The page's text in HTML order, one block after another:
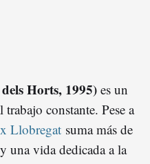
Horts, 1995) es un
constante. Pese a
Llobregat suma más de
una vida dedicada a la